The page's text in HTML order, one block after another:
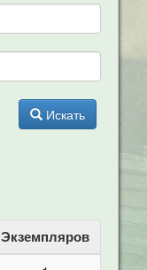
Искать
Экземпляров